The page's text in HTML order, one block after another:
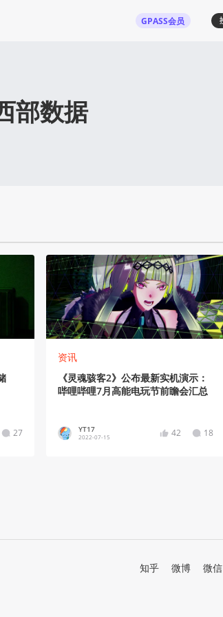
GPASS会员
部数据
27
资讯
《灵魂骇客2》公布最新实机演示：
哔哩哔哩7月高能电玩节前瞻会汇总
YT17
2022-07-15 42 18
知乎 微博 微信